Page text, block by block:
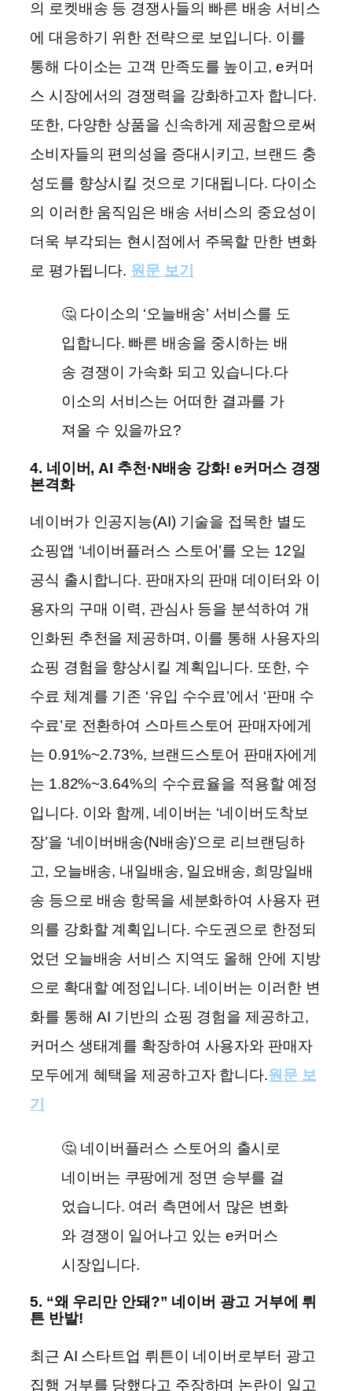
의 로켓배송 등 경쟁사들의 빠른 배송 서비스
에 대응하기 위한 전략으로 보입니다. 이를
통해 다이소는 고객 만족도를 높이고, e커머
스 시장에서의 경쟁력을 강화하고자 합니다.
또한, 다양한 상품을 신속하게 제공함으로써
소비자들의 편의성을 증대시키고, 브랜드 충
성도를 향상시킬 것으로 기대됩니다. 다이소
의 이러한 움직임은 배송 서비스의 중요성이
더욱 부각되는 현시점에서 주목할 만한 변화
로 평가됩니다. 원문 보기
🤔 다이소의 ‘오늘배송’ 서비스를 도
입합니다. 빠른 배송을 중시하는 배
송 경쟁이 가속화 되고 있습니다.다
이소의 서비스는 어떠한 결과를 가
져올 수 있을까요?
4. 네이버, AI 추천·N배송 강화! e커머스 경쟁
본격화
네이버가 인공지능(AI) 기술을 접목한 별도
쇼핑앱 ‘네이버플러스 스토어’를 오는 12일
공식 출시합니다. 판매자의 판매 데이터와 이
용자의 구매 이력, 관심사 등을 분석하여 개
인화된 추천을 제공하며, 이를 통해 사용자의
쇼핑 경험을 향상시킬 계획입니다. 또한, 수
수료 체계를 기존 ‘유입 수수료’에서 ‘판매 수
수료’로 전환하여 스마트스토어 판매자에게
는 0.91%~2.73%, 브랜드스토어 판매자에게
는 1.82%~3.64%의 수수료율을 적용할 예정
입니다. 이와 함께, 네이버는 ‘네이버도착보
장’을 ‘네이버배송(N배송)’으로 리브랜딩하
고, 오늘배송, 내일배송, 일요배송, 희망일배
송 등으로 배송 항목을 세분화하여 사용자 편
의를 강화할 계획입니다. 수도권으로 한정되
었던 오늘배송 서비스 지역도 올해 안에 지방
으로 확대할 예정입니다. 네이버는 이러한 변
화를 통해 AI 기반의 쇼핑 경험을 제공하고,
커머스 생태계를 확장하여 사용자와 판매자
모두에게 혜택을 제공하고자 합니다.원문 보
기
🤔 네이버플러스 스토어의 출시로
네이버는 쿠팡에게 정면 승부를 걸
었습니다. 여러 측면에서 많은 변화
와 경쟁이 일어나고 있는 e커머스
시장입니다.
5. “왜 우리만 안돼?” 네이버 광고 거부에 뤼
튼 반발!
최근 AI 스타트업 뤼튼이 네이버로부터 광고
집행 거부를 당했다고 주장하며 논란이 일고